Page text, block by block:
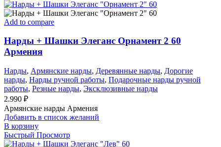
Add to compare
Нарды + Шашки Элеганс Орнамент 2 60
Армения
Нарды, Армянские нарды, Деревянные нарды, Дорогие
нарды, Нарды ручной работы, Подарочные нарды ручной
работы, Резные нарды, Эксклюзивные нарды
2.990 ₽
Армянские нарды Армения
Добавить в список желаний
В корзину
Быстрый Просмотр